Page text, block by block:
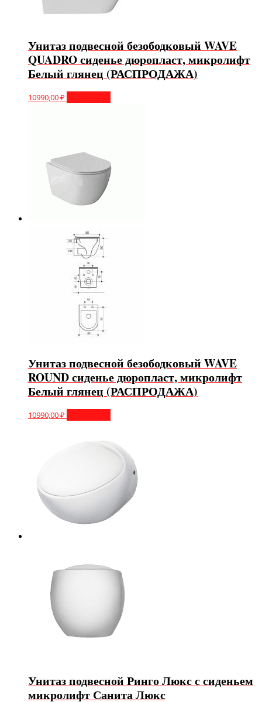
Унитаз подвесной безободковый WAVE
QUADRO сиденье дюропласт, микролифт
Белый глянец (РАСПРОДАЖА)
10990,00₽
Унитаз подвесной безободковый WAVE
ROUND сиденье дюропласт, микролифт
Белый глянец (РАСПРОДАЖА)
10990,00₽
Унитаз подвесной Ринго Люкс с сиденьем
микролифт Санита Люкс